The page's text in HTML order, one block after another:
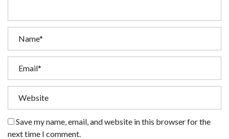
Save my name, email, and website in this browser for the
next time I comment.